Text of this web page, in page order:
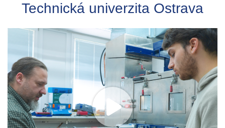
Technická univerzita Ostrava